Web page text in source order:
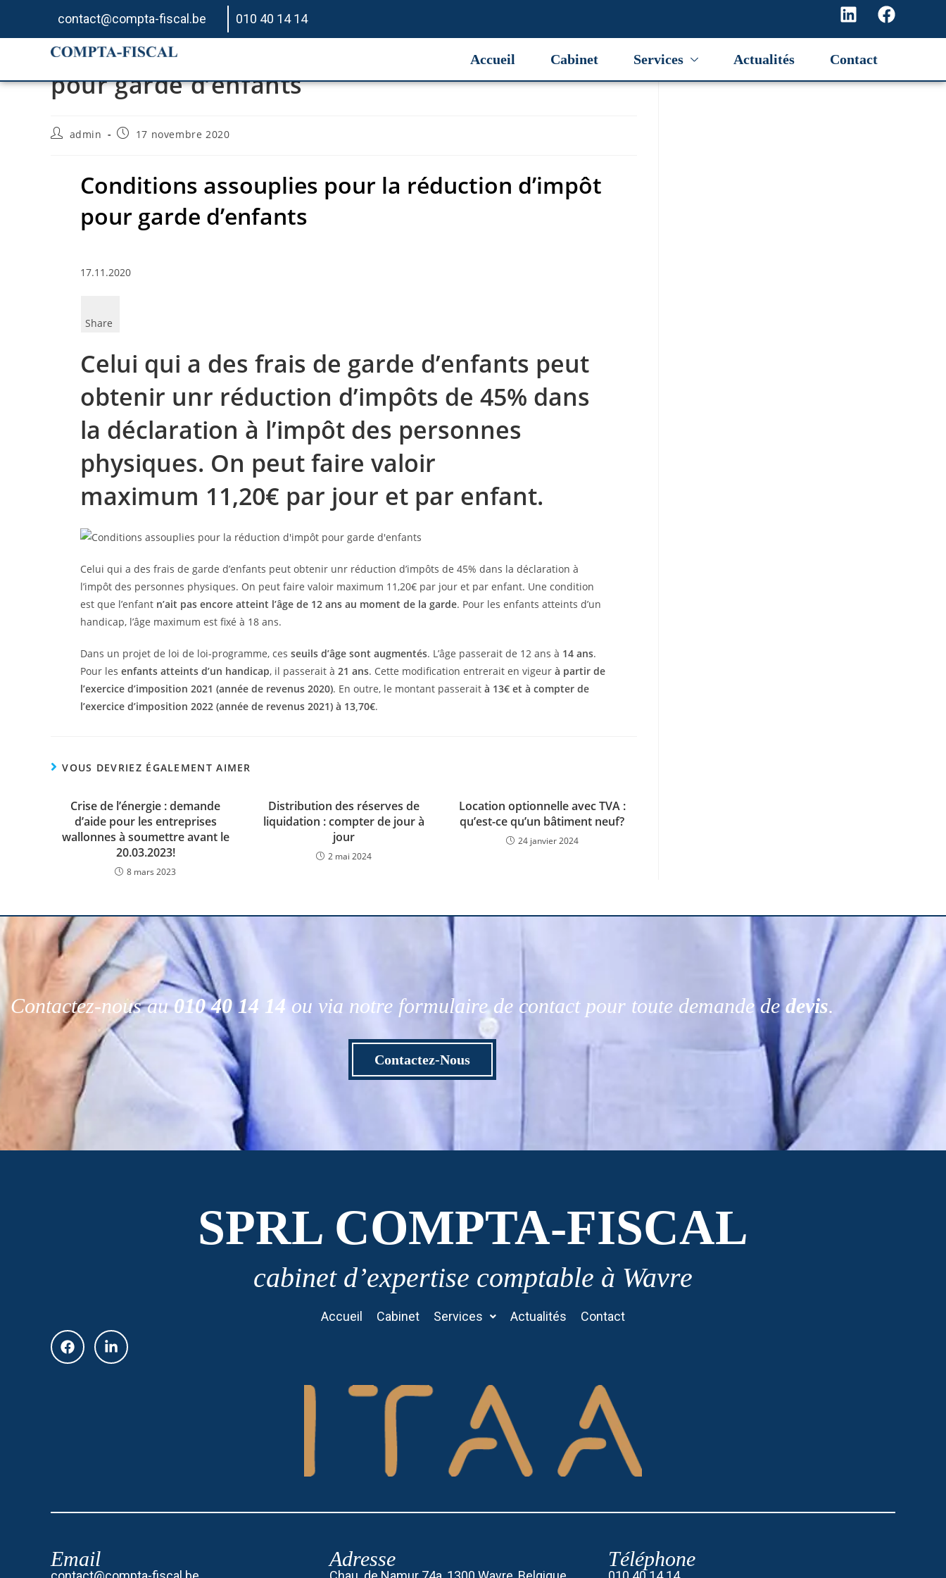
contact@compta-fiscal.be 010 40 14 14
Accueil Cabinet Services Actualités Contact
Conditions assouplies pour la réduction d’impôt
pour garde d’enfants
admin 17 novembre 2020
Conditions assouplies pour la réduction d’impôt
pour garde d’enfants
17.11.2020
Share
Celui qui a des frais de garde d’enfants peut
obtenir unr réduction d’impôts de 45% dans
la déclaration à l’impôt des personnes
physiques. On peut faire valoir
maximum 11,20€ par jour et par enfant.
Celui qui a des frais de garde d’enfants peut obtenir unr réduction d’impôts de 45% dans la déclaration à
l’impôt des personnes physiques. On peut faire valoir maximum 11,20€ par jour et par enfant. Une condition
est que l’enfant n’ait pas encore atteint l’âge de 12 ans au moment de la garde. Pour les enfants atteints d’un
handicap, l’âge maximum est fixé à 18 ans.
Dans un projet de loi de loi-programme, ces seuils d’âge sont augmentés. L’âge passerait de 12 ans à 14 ans.
Pour les enfants atteints d’un handicap, il passerait à 21 ans. Cette modification entrerait en vigeur à partir de
l’exercice d’imposition 2021 (année de revenus 2020). En outre, le montant passerait à 13€ et à compter de
l’exercice d’imposition 2022 (année de revenus 2021) à 13,70€.
VOUS DEVRIEZ ÉGALEMENT AIMER
Crise de l’énergie : demande
d’aide pour les entreprises
wallonnes à soumettre avant le
20.03.2023!
8 mars 2023
Distribution des réserves de
liquidation : compter de jour à
jour
2 mai 2024
Location optionnelle avec TVA :
qu’est-ce qu’un bâtiment neuf?
24 janvier 2024
Contactez-nous au010 40 14 14 ou via notre formulaire de contact pour toute demande de devis.
Contactez-Nous
SPRL COMPTA-FISCAL
cabinet d’expertise comptable à Wavre
Accueil Cabinet Services Actualités Contact
Email Adresse Téléphone